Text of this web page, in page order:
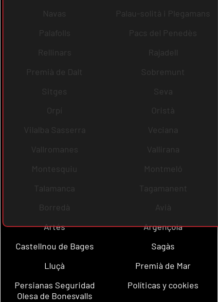
Navas
Palau-solità i Plegamans
Palafolls
Pacs del Penedès
Rellinars
Rajadell
Premià de Dalt
Sobremunt
Sitges
Seva
Orpí
Oristà
Vilalba Sasserra
Veciana
Vallromanes
Vallirana
Montesquiu
Montmeló
Talamanca
Tagamanent
Borredà
Avià
Artés
Argençola
Castellnou de Bages
Sagàs
Lluçà
Premià de Mar
Persianas Seguridad
Olesa de Bonesvalls
Políticas y cookies